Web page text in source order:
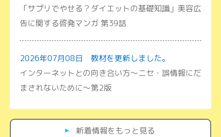
「サプリでやせる？ダイエットの基礎知識」美容広
告に関する啓発マンガ 第39話
2026年07月08日 教材を更新しました。
インターネットとの向き合い方～ニセ・誤情報にだ
まされないために～第2版
新着情報をもっと見る